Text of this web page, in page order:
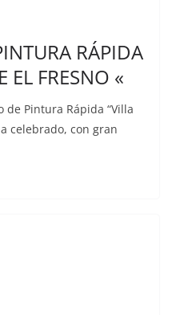
RÁPIDA
EL FRESNO «
de Pintura Rápida “Villa
celebrado, con gran